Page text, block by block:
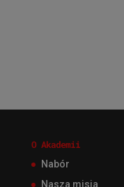
O Akademii
Nabór
Nasza misja